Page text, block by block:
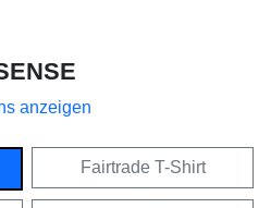
anzeigen
Fairtrade T-Shirt